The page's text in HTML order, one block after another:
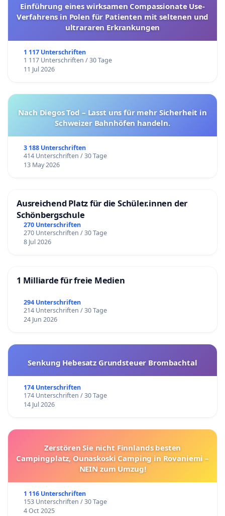
Einführung eines wirksamen Compassionate Use-
Verfahrens in Polen für Patienten mit seltenen und
ultrararen Erkrankungen
1 117 Unterschriften
1 117 Unterschriften / 30 Tage
11 Jul 2026
Nach Diegos Tod – Lasst uns für mehr Sicherheit in
Schweizer Bahnhöfen handeln.
3 188 Unterschriften
414 Unterschriften / 30 Tage
13 May 2026
Ausreichend Platz für die Schüler.innen der
Schönbergschule
270 Unterschriften
270 Unterschriften / 30 Tage
8 Jul 2026
1 Milliarde für freie Medien
294 Unterschriften
214 Unterschriften / 30 Tage
24 Jun 2026
Senkung Hebesatz Grundsteuer Brombachtal
174 Unterschriften
174 Unterschriften / 30 Tage
14 Jul 2026
Zerstören Sie nicht Finnlands besten
Campingplatz, Ounaskoski Camping in Rovaniemi –
NEIN zum Umzug!
1 116 Unterschriften
153 Unterschriften / 30 Tage
4 Oct 2025